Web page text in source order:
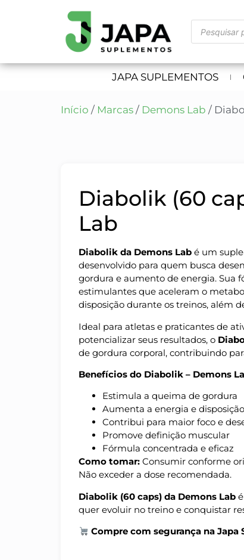
JAPA SUPLEMENTOS
Início / Marcas / Demons Lab /
Diabolik (60
Lab
Diabolik da Demons Lab é um
desenvolvido para quem busca
gordura e aumento de energia.
estimulantes que aceleram o
disposição durante os treinos, além
Ideal para atletas e praticantes de
potencializar seus resultados, o
de gordura corporal, contribuindo
Benefícios do Diabolik – Demons
Estimula a queima de gordura
Aumenta a energia e disposição
Contribui para maior foco e
Promove definição muscular
Fórmula concentrada e eficaz
Como tomar: Consumir conforme
Não exceder a dose recomendada.
Diabolik (60 caps) da Demons Lab
quer evoluir no treino e conquistar
Compre com segurança na Japa